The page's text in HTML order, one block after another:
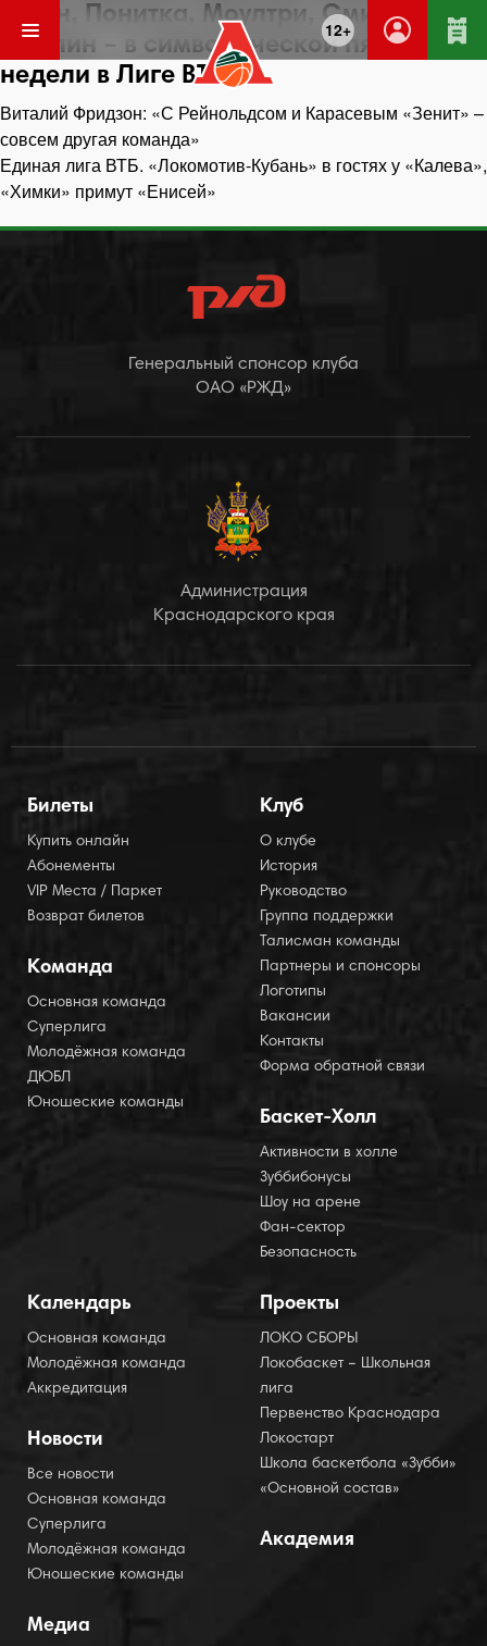
12+
Ротен, Понитка, Моултри, Смит и
Маклин – в символической пятерке
недели в Лиге ВТБ
Навигация
по
записям
Виталий Фридзон: «С Рейнольдсом и Карасевым «Зенит» –
совсем другая команда»
Единая лига ВТБ. «Локомотив-Кубань» в гостях у «Калева»,
«Химки» примут «Енисей»
Генеральный спонсор клуба
ОАО «РЖД»
Администрация
Краснодарского края
Билеты
Купить онлайн
Абонементы
VIP Места / Паркет
Возврат билетов
Команда
Основная команда
Суперлига
Молодёжная команда
ДЮБЛ
Юношеские команды
Клуб
О клубе
История
Руководство
Группа поддержки
Талисман команды
Партнеры и спонсоры
Логотипы
Вакансии
Контакты
Форма обратной связи
Баскет-Холл
Активности в холле
Зуббибонусы
Шоу на арене
Фан-сектор
Безопасность
Календарь
Основная команда
Молодёжная команда
Аккредитация
Новости
Все новости
Основная команда
Суперлига
Молодёжная команда
Юношеские команды
Медиа
Проекты
ЛОКО СБОРЫ
Локобаскет – Школьная
лига
Первенство Краснодара
Локостарт
Школа баскетбола «Зубби»
«Основной состав»
Академия